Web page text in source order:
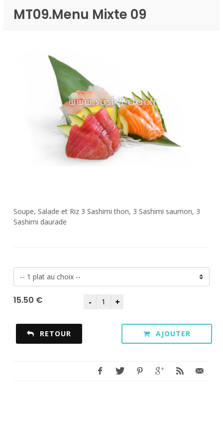
MT09.Menu Mixte 09
Soupe, Salade et Riz 3 Sashimi thon, 3 Sashimi saumon, 3
Sashimi daurade
15.50 €
RETOUR AJOUTER